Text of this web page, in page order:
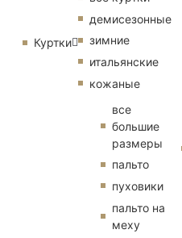
Куртки
демисезонные
зимние
итальянские
кожаные
все
большие
размеры
пальто
пуховики
пальто на
меху